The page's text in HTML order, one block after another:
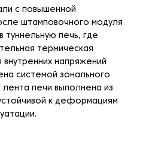
с повышенной
штамповочного модуля
туннельную печь, где
термическая
напряжений
системой зонального
лента печи выполнена из
к деформациям